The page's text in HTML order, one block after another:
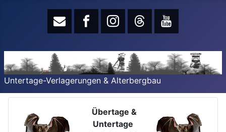
Untertage-Verlagerungen & Alterbergbau
Übertage &
Untertage